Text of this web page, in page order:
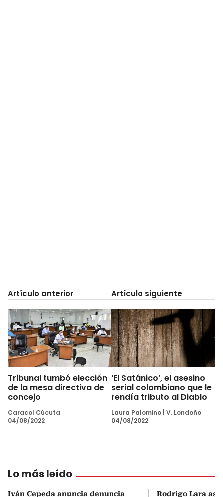
Artículo anterior
Tribunal tumbó elección
de la mesa directiva de
concejo
Caracol Cúcuta
04/08/2022
Artículo siguiente
‘El Satánico’, el asesino
serial colombiano que le
rendía tributo al Diablo
Laura Palomino V. Londoño
04/08/2022
Lo más leído
Iván Cepeda anuncia denuncia
Rodrigo Lara